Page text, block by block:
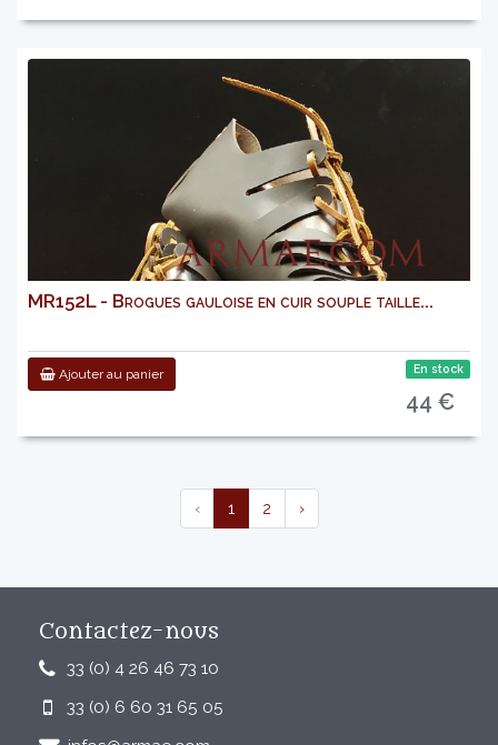
MR152L - Brogues gauloise en cuir souple taille...
Ajouter au panier En stock
44 €
‹ 1 2 ›
Contactez-nous
33 (0) 4 26 46 73 10
33 (0) 6 60 31 65 05